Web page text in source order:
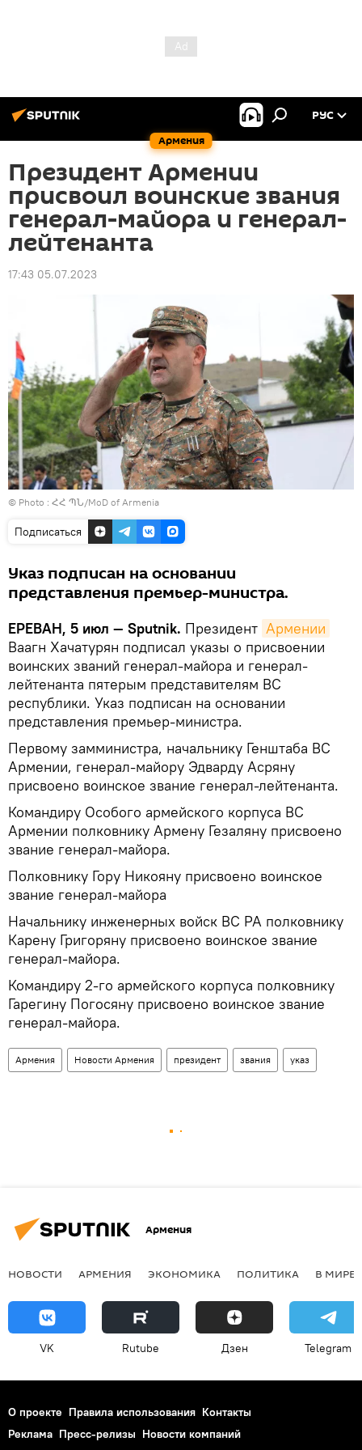
Армения
РУС
Президент Армении
присвоил воинские звания
генерал-майора и генерал-
лейтенанта
17:43 05.07.2023
© Photo : ՀՀ ՊՆ/MoD of Armenia
Подписаться
Указ подписан на основании
представления премьер-министра.
ЕРЕВАН, 5 июл — Sputnik. Президент Армении
Ваагн Хачатурян подписал указы о присвоении
воинских званий генерал-майора и генерал-
лейтенанта пятерым представителям ВС
республики. Указ подписан на основании
представления премьер-министра.
Первому замминистра, начальнику Генштаба ВС
Армении, генерал-майору Эдварду Асряну
присвоено воинское звание генерал-лейтенанта.
Командиру Особого армейского корпуса ВС
Армении полковнику Армену Гезаляну присвоено
звание генерал-майора.
Полковнику Гору Никояну присвоено воинское
звание генерал-майора
Начальнику инженерных войск ВС РА полковнику
Карену Григоряну присвоено воинское звание
генерал-майора.
Командиру 2-го армейского корпуса полковнику
Гарегину Погосяну присвоено воинское звание
генерал-майора.
Армения Новости Армения президент звания указ
Армения
НОВОСТИ АРМЕНИЯ ЭКОНОМИКА ПОЛИТИКА В МИРЕ
VK Rutube Дзен Telegram
О проекте Правила использования Контакты
Реклама Пресс-релизы Новости компаний